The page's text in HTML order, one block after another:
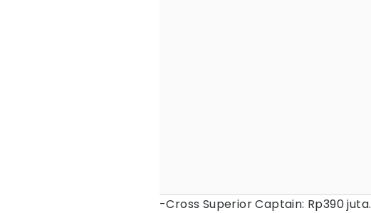
-Cross Superior Captain: Rp390 juta.